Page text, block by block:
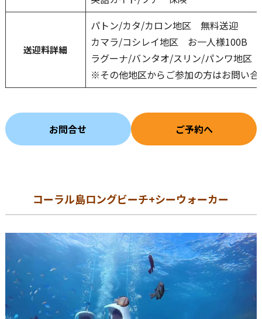
送迎料詳細
パトン/カタ/カロン地区 無料送迎
カマラ/コシレイ地区 お一人様100B
ラグーナ/バンタオ/スリン/パンワ地区
※その他地区からご参加の方はお問い合
お問合せ ご予約へ
コーラル島ロングビーチ+シーウォーカー